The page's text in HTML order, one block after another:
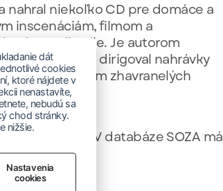
nahral niekoľko CD pre domáce a
inscenáciám, filmom a
divadle. Je autorom
hory a i.) a dirigoval nahrávky
38, Sedem zhavranelých
roku 1996. V databáze SOZA má
dát
cookies
ktoré nájdete v
nenastavíte,
nebudú sa
chod stránky.
nižšie.
Nastavenia
cookies